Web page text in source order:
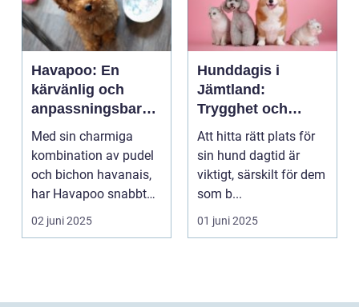
Havapoo: En
kärvänlig och
anpassningsbar
familjemedlem
Med sin charmiga
kombination av pudel
och bichon havanais,
har Havapoo snabbt
blivit en älsklin...
02 juni 2025
Hunddagis i
Jämtland:
Trygghet och
glädje för din
fyrfota vän
Att hitta rätt plats för
sin hund dagtid är
viktigt, särskilt för dem
som b...
01 juni 2025